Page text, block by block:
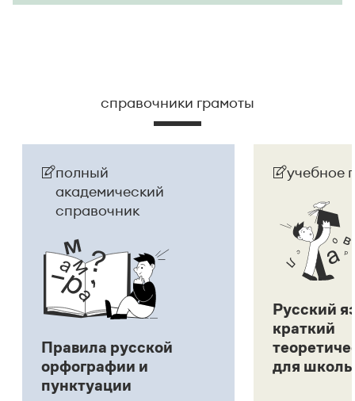
справочники грамоты
полный
академический
справочник
Правила русской
орфографии и
пунктуации
учебное
Русский
краткий
для